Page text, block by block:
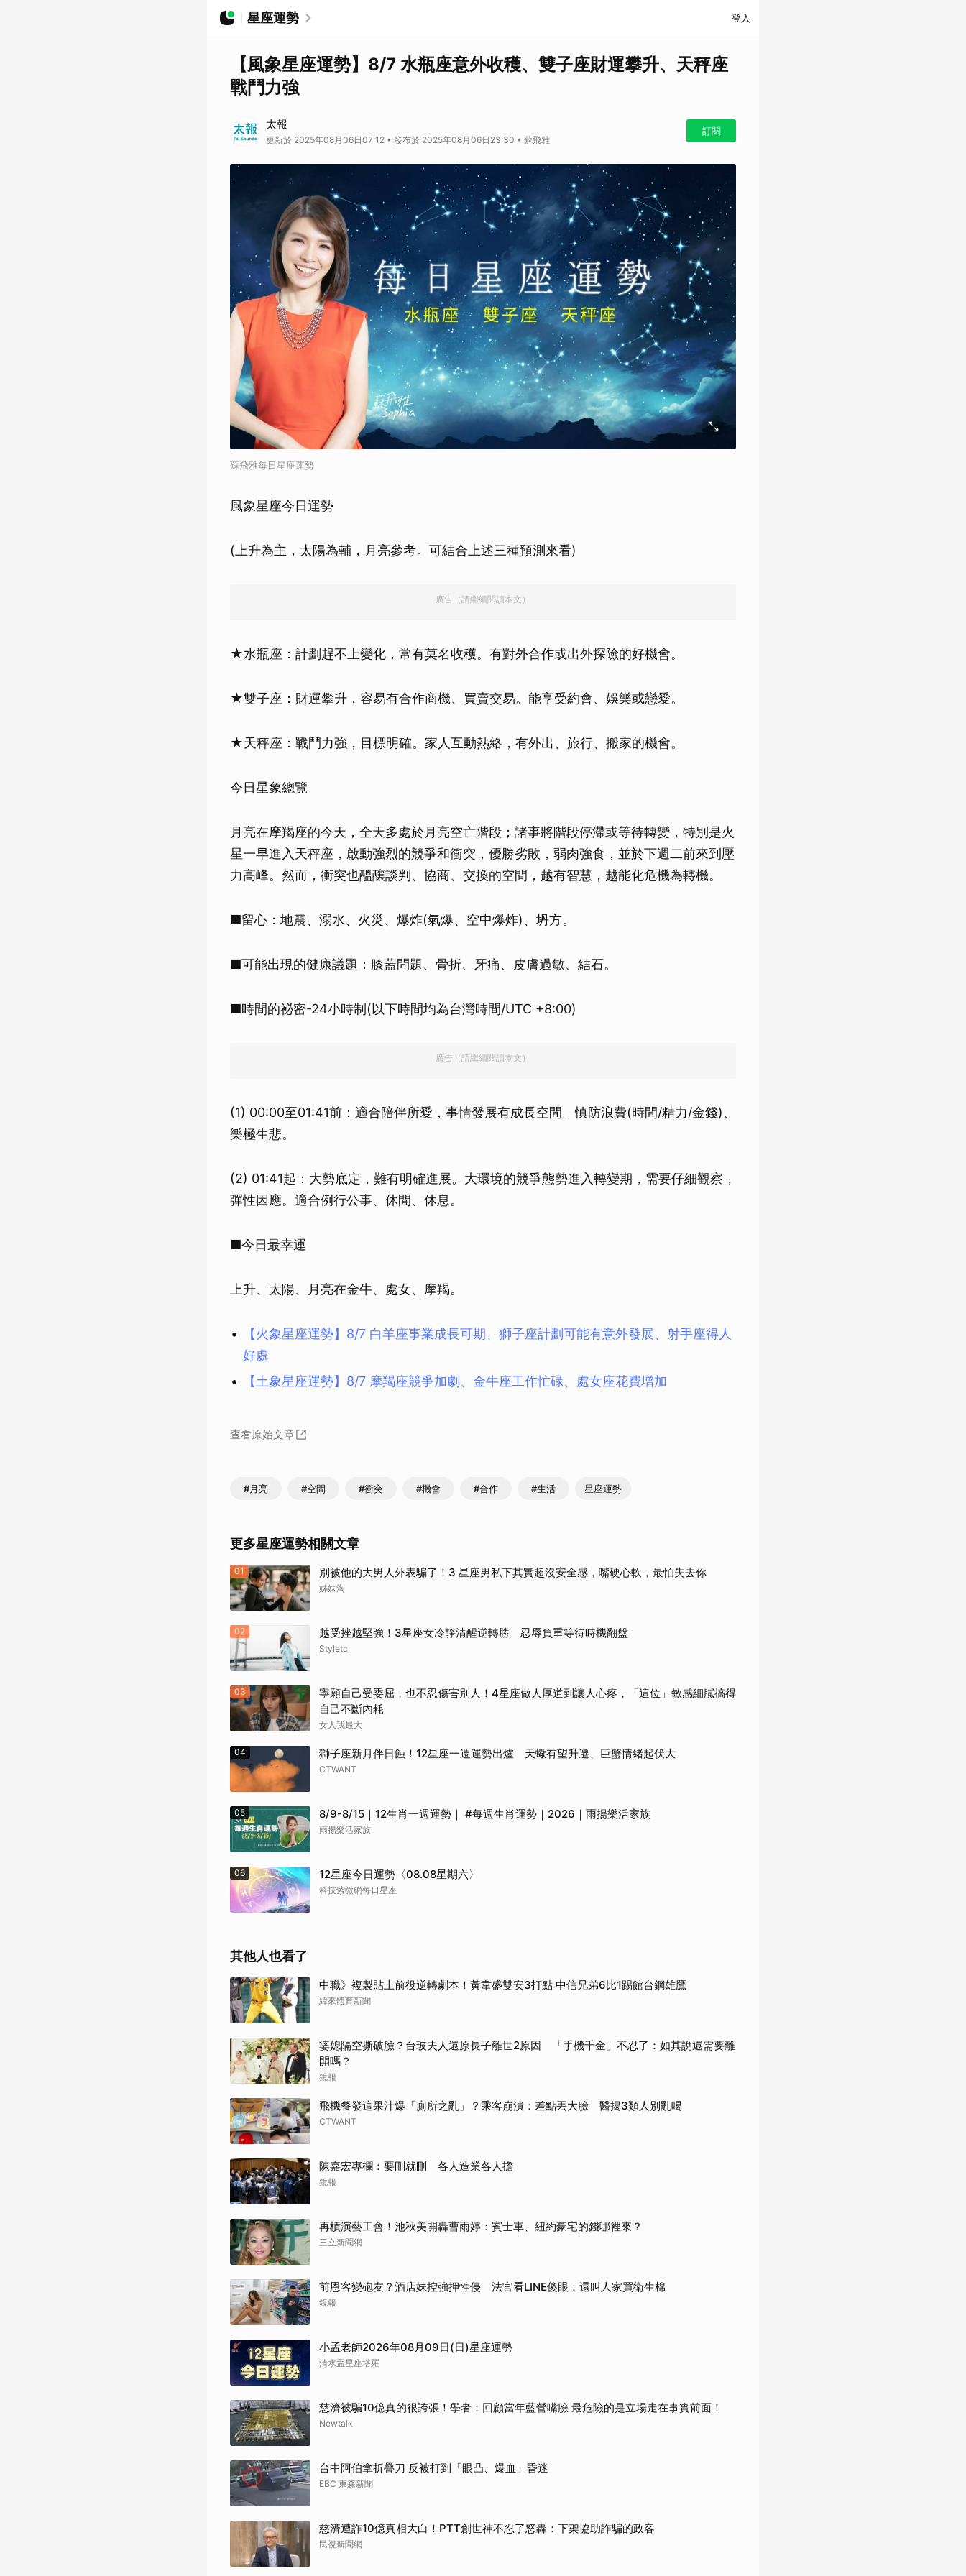
星座運勢 登入
【風象星座運勢】8/7 水瓶座意外收穫、雙子座財運攀升、天秤座
戰鬥力強
太報
更新於 2025年08月06日07:12 • 發布於 2025年08月06日23:30 • 蘇飛雅
訂閱
蘇飛雅每日星座運勢
風象星座今日運勢
(上升為主，太陽為輔，月亮參考。可結合上述三種預測來看)
廣告（請繼續閱讀本文）
★水瓶座：計劃趕不上變化，常有莫名收穫。有對外合作或出外探險的好機會。
★雙子座：財運攀升，容易有合作商機、買賣交易。能享受約會、娛樂或戀愛。
★天秤座：戰鬥力強，目標明確。家人互動熱絡，有外出、旅行、搬家的機會。
今日星象總覽
月亮在摩羯座的今天，全天多處於月亮空亡階段；諸事將階段停滯或等待轉變，特別是火
星一早進入天秤座，啟動強烈的競爭和衝突，優勝劣敗，弱肉強食，並於下週二前來到壓
力高峰。然而，衝突也醞釀談判、協商、交換的空間，越有智慧，越能化危機為轉機。
■留心：地震、溺水、火災、爆炸(氣爆、空中爆炸)、坍方。
■可能出現的健康議題：膝蓋問題、骨折、牙痛、皮膚過敏、結石。
■時間的祕密-24小時制(以下時間均為台灣時間/UTC +8:00)
廣告（請繼續閱讀本文）
(1) 00:00至01:41前：適合陪伴所愛，事情發展有成長空間。慎防浪費(時間/精力/金錢)、
樂極生悲。
(2) 01:41起：大勢底定，難有明確進展。大環境的競爭態勢進入轉變期，需要仔細觀察，
彈性因應。適合例行公事、休閒、休息。
■今日最幸運
上升、太陽、月亮在金牛、處女、摩羯。
【火象星座運勢】8/7 白羊座事業成長可期、獅子座計劃可能有意外發展、射手座得人
好處
【土象星座運勢】8/7 摩羯座競爭加劇、金牛座工作忙碌、處女座花費增加
查看原始文章
#月亮 #空間 #衝突 #機會 #合作 #生活 星座運勢
更多星座運勢相關文章
01 別被他的大男人外表騙了！3 星座男私下其實超沒安全感，嘴硬心軟，最怕失去你
姊妹淘
02 越受挫越堅強！3星座女冷靜清醒逆轉勝 忍辱負重等待時機翻盤
Styletc
03
寧願自己受委屈，也不忍傷害別人！4星座做人厚道到讓人心疼，「這位」敏感細膩搞得
自己不斷內耗
女人我最大
04 獅子座新月伴日蝕！12星座一週運勢出爐 天蠍有望升遷、巨蟹情緒起伏大
CTWANT
05 8/9-8/15｜12生肖一週運勢｜ #每週生肖運勢｜2026｜雨揚樂活家族
雨揚樂活家族
06 12星座今日運勢〈08.08星期六〉
科技紫微網每日星座
其他人也看了
中職》複製貼上前役逆轉劇本！黃韋盛雙安3打點 中信兄弟6比1踢館台鋼雄鷹
緯來體育新聞
婆媳隔空撕破臉？台玻夫人還原長子離世2原因 「手機千金」不忍了：如其說還需要離
開嗎？
鏡報
飛機餐發這果汁爆「廁所之亂」？乘客崩潰：差點丟大臉 醫揭3類人別亂喝
CTWANT
陳嘉宏專欄：要刪就刪 各人造業各人擔
鏡報
再槓演藝工會！池秋美開轟曹雨婷：賓士車、紐約豪宅的錢哪裡來？
三立新聞網
前恩客變砲友？酒店妹控強押性侵 法官看LINE傻眼：還叫人家買衛生棉
鏡報
小孟老師2026年08月09日(日)星座運勢
清水孟星座塔羅
慈濟被騙10億真的很誇張！學者：回顧當年藍營嘴臉 最危險的是立場走在事實前面！
Newtalk
台中阿伯拿折疊刀 反被打到「眼凸、爆血」昏迷
EBC 東森新聞
慈濟遭詐10億真相大白！PTT創世神不忍了怒轟：下架協助詐騙的政客
民視新聞網